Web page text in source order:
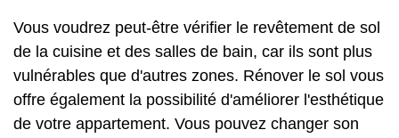
Vous voudrez peut-être vérifier le revêtement de sol
de la cuisine et des salles de bain, car ils sont plus
vulnérables que d'autres zones. Rénover le sol vous
offre également la possibilité d'améliorer l'esthétique
de votre appartement. Vous pouvez changer son